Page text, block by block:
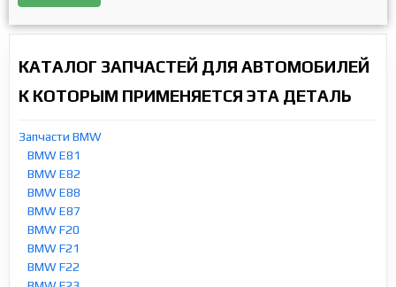
КАТАЛОГ ЗАПЧАСТЕЙ ДЛЯ АВТОМОБИЛЕЙ
К КОТОРЫМ ПРИМЕНЯЕТСЯ ЭТА ДЕТАЛЬ
Запчасти BMW
BMW E81
BMW E82
BMW E88
BMW E87
BMW F20
BMW F21
BMW F22